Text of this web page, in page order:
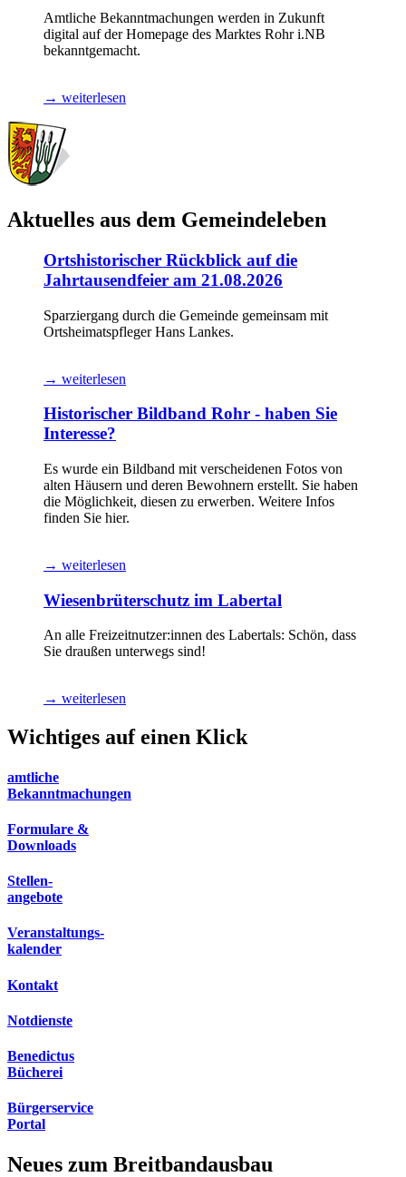
Amtliche Bekanntmachungen werden in Zukunft
digital auf der Homepage des Marktes Rohr i.NB
bekanntgemacht.
→ weiterlesen
Aktuelles aus dem Gemeindeleben
Ortshistorischer Rückblick auf die
Jahrtausendfeier am 21.08.2026
Sparziergang durch die Gemeinde gemeinsam mit
Ortsheimatspfleger Hans Lankes.
→ weiterlesen
Historischer Bildband Rohr - haben Sie
Interesse?
Es wurde ein Bildband mit verscheidenen Fotos von
alten Häusern und deren Bewohnern erstellt. Sie haben
die Möglichkeit, diesen zu erwerben. Weitere Infos
finden Sie hier.
→ weiterlesen
Wiesenbrüterschutz im Labertal
An alle Freizeitnutzer:innen des Labertals: Schön, dass
Sie draußen unterwegs sind!
→ weiterlesen
Wichtiges auf einen Klick
amtliche
Bekanntmachungen
Formulare &
Downloads
Stellen-
angebote
Veranstaltungs-
kalender
Kontakt
Notdienste
Benedictus
Bücherei
Bürgerservice
Portal
Neues zum Breitbandausbau